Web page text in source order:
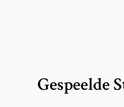
Gespeelde